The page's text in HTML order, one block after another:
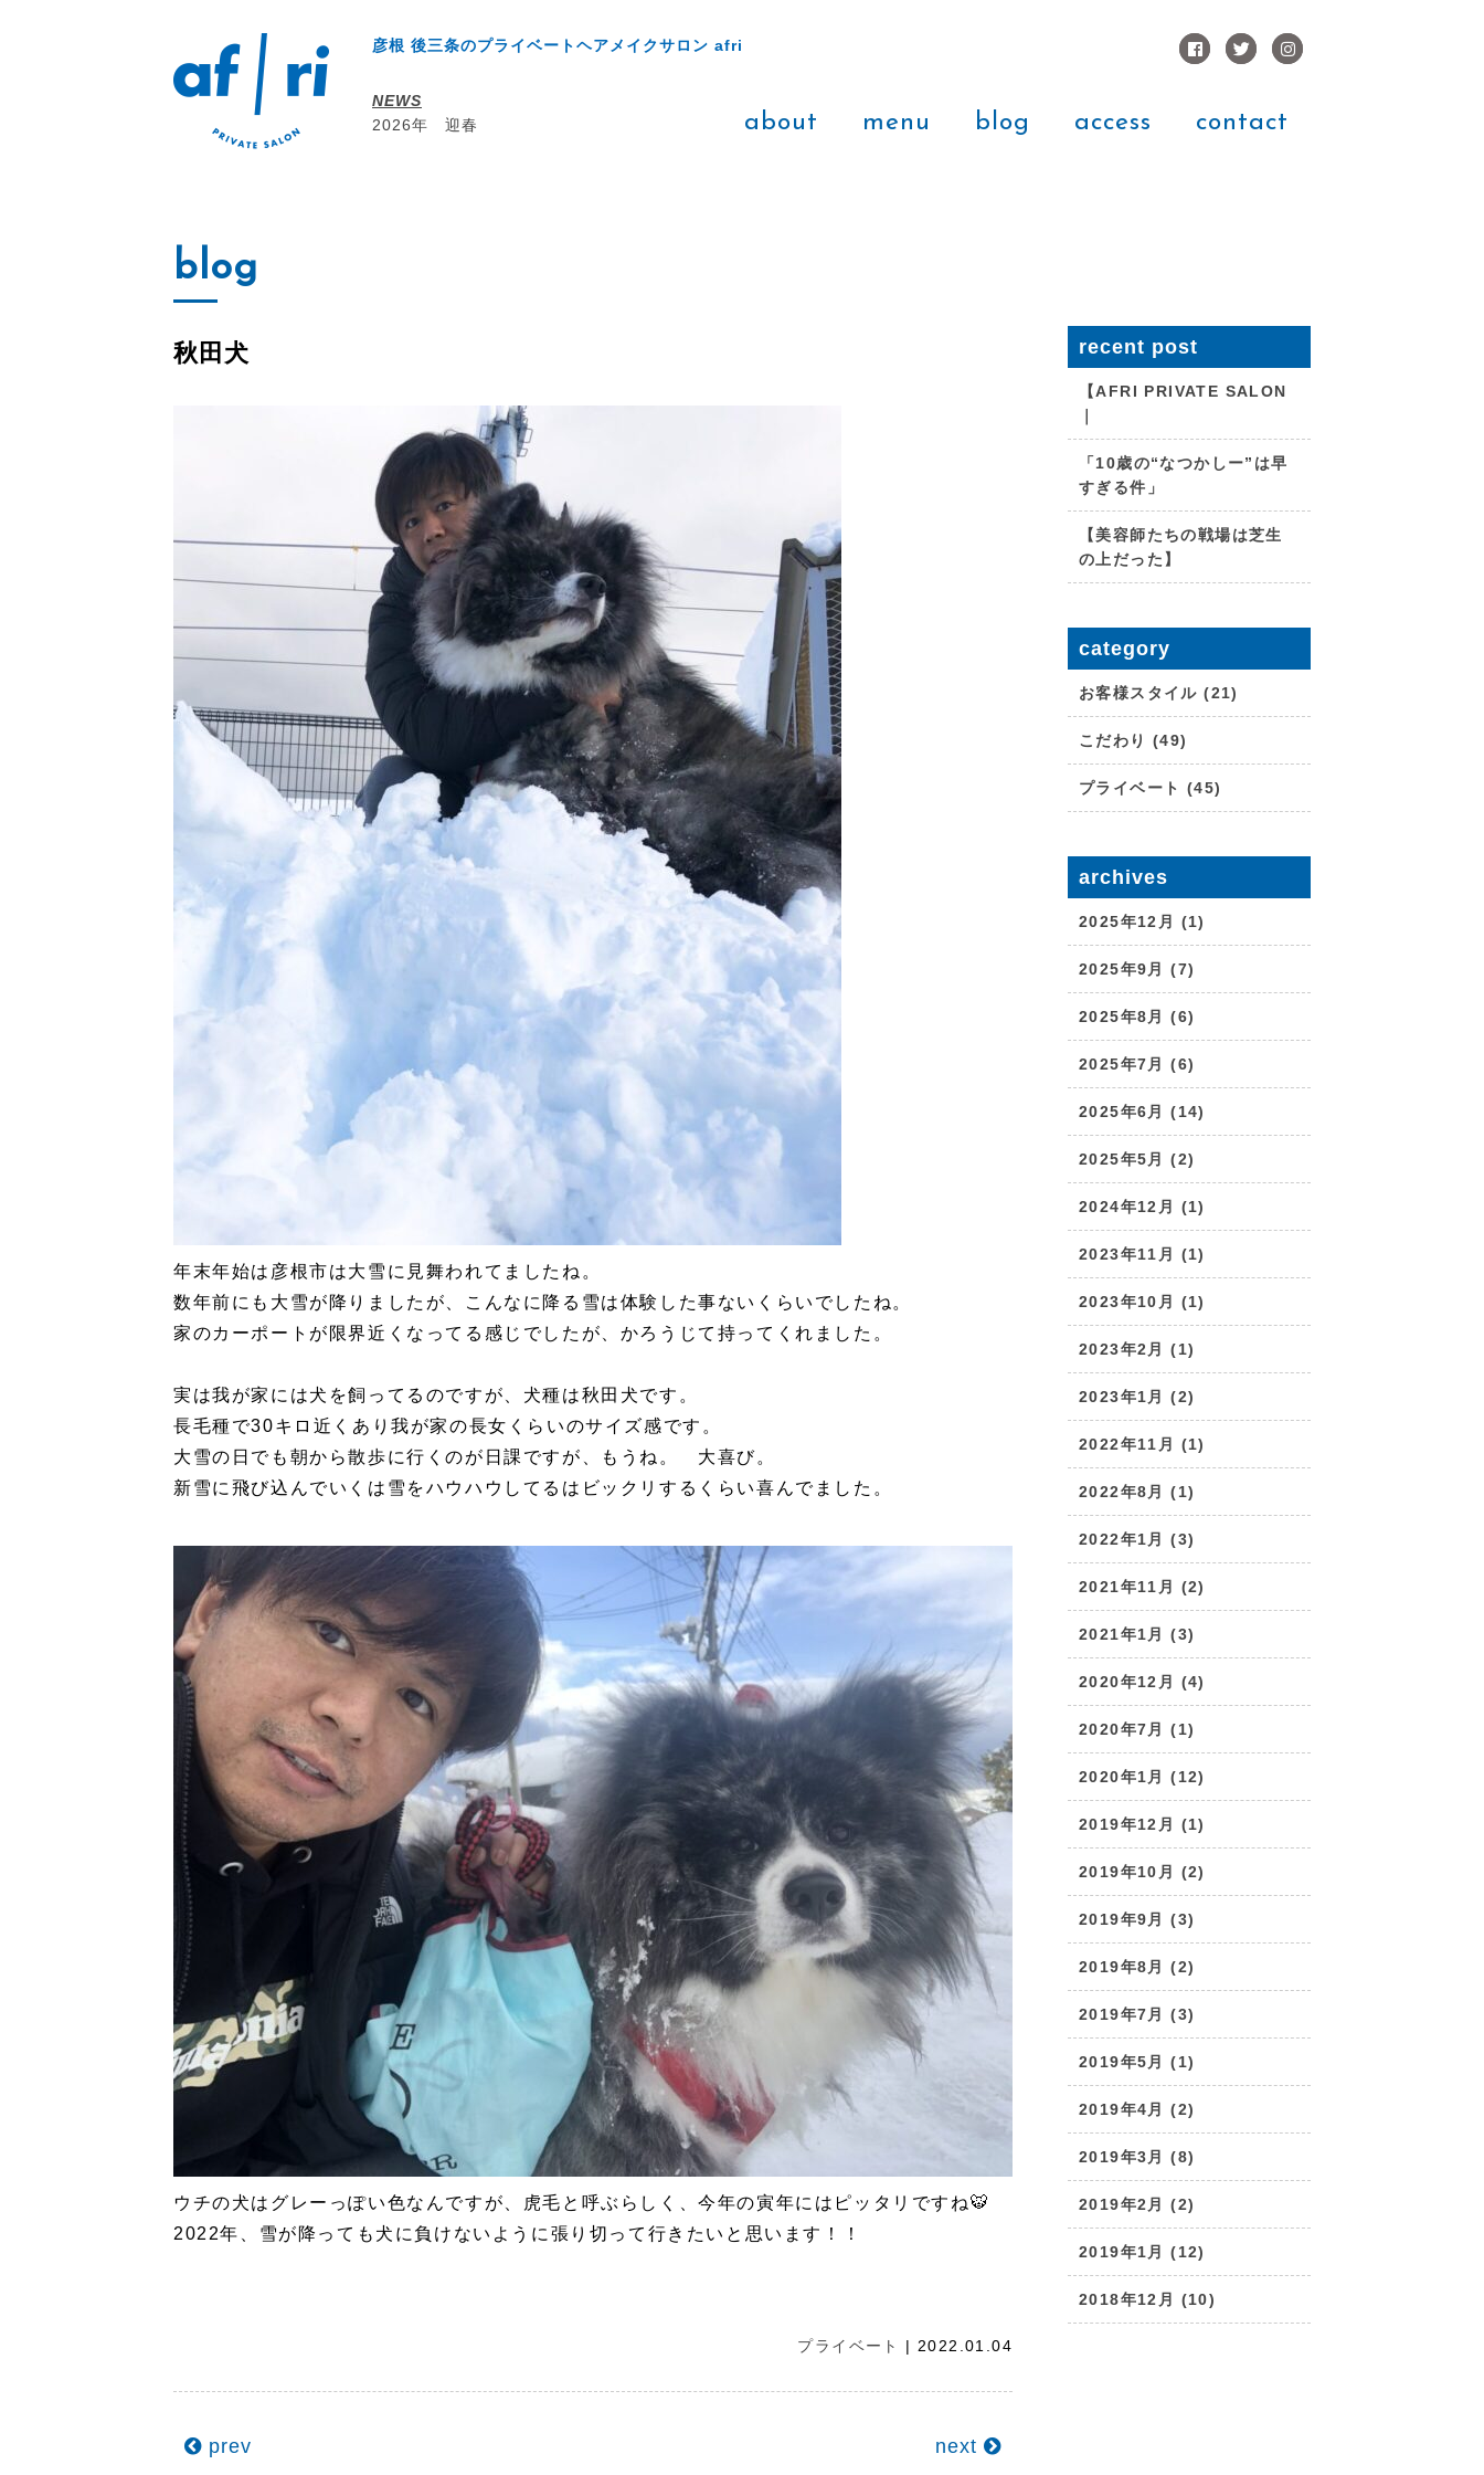
彦根 後三条のプライベートヘアメイクサロン afri
about menu blog access contact
NEWS
2026年 迎春
blog
秋田犬
年末年始は彦根市は大雪に見舞われてましたね。
数年前にも大雪が降りましたが、こんなに降る雪は体験した事ないくらいでしたね。
家のカーポートが限界近くなってる感じでしたが、かろうじて持ってくれました。
実は我が家には犬を飼ってるのですが、犬種は秋田犬です。
長毛種で30キロ近くあり我が家の長女くらいのサイズ感です。
大雪の日でも朝から散歩に行くのが日課ですが、もうね。 大喜び。
新雪に飛び込んでいくは雪をハウハウしてるはビックリするくらい喜んでました。
ウチの犬はグレーっぽい色なんですが、虎毛と呼ぶらしく、今年の寅年にはピッタリですね🐯
2022年、雪が降っても犬に負けないように張り切って行きたいと思います！！
プライベート | 2022.01.04
prev next
recent post
【AFRI PRIVATE SALON
「10歳の“なつかしー”は早
すぎる件」
【美容師たちの戦場は芝生
の上だった】
category
お客様スタイル (21)
こだわり (49)
プライベート (45)
archives
2025年12月 (1)
2025年9月 (7)
2025年8月 (6)
2025年7月 (6)
2025年6月 (14)
2025年5月 (2)
2024年12月 (1)
2023年11月 (1)
2023年10月 (1)
2023年2月 (1)
2023年1月 (2)
2022年11月 (1)
2022年8月 (1)
2022年1月 (3)
2021年11月 (2)
2021年1月 (3)
2020年12月 (4)
2020年7月 (1)
2020年1月 (12)
2019年12月 (1)
2019年10月 (2)
2019年9月 (3)
2019年8月 (2)
2019年7月 (3)
2019年5月 (1)
2019年4月 (2)
2019年3月 (8)
2019年2月 (2)
2019年1月 (12)
2018年12月 (10)